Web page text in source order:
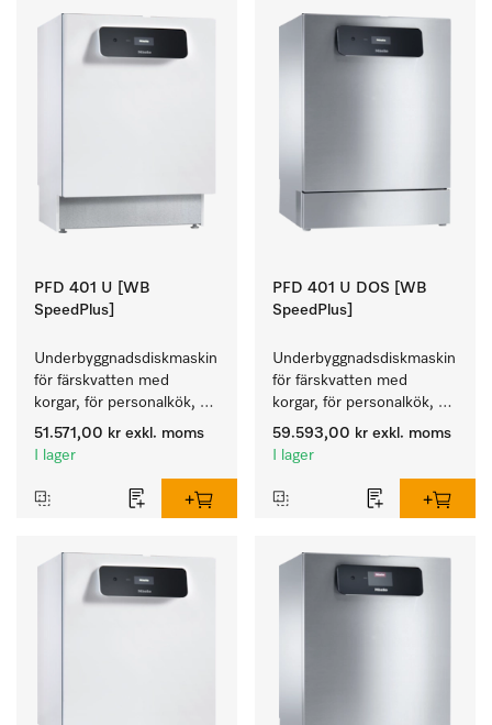
PFD 401 U [WB
SpeedPlus]
Underbyggnadsdiskmaskin
för färskvatten med
korgar, för personalkök,
hotell- och restaurang,
cateringföretag.
51.571,00 kr exkl. moms
I lager
PFD 401 U DOS [WB
SpeedPlus]
Underbyggnadsdiskmaskin
för färskvatten med
korgar, för personalkök,
hotell- och restaurang,
cateringföretag.
59.593,00 kr exkl. moms
I lager